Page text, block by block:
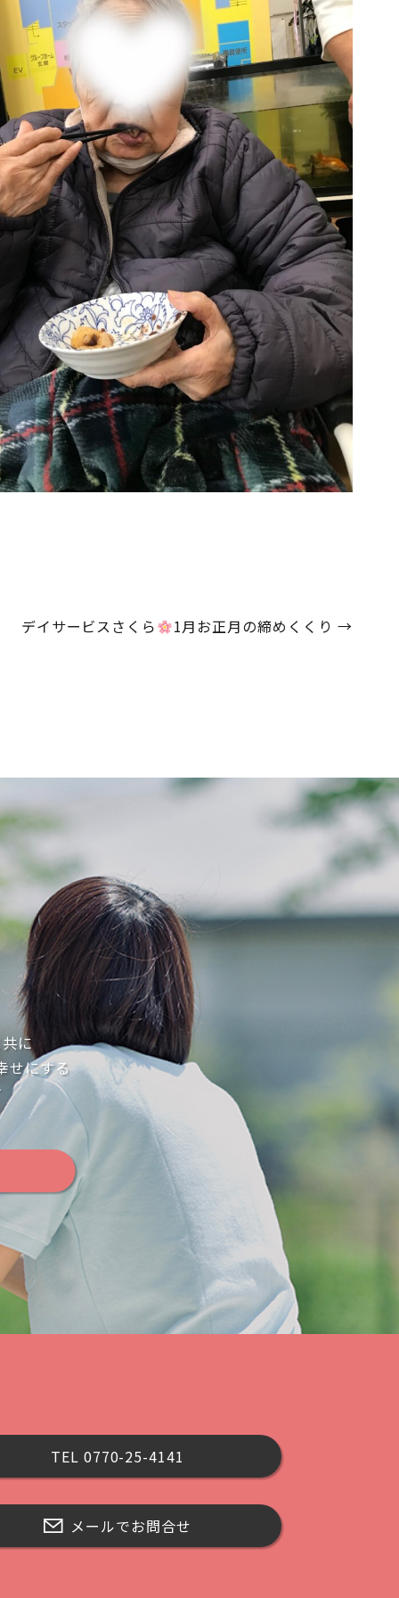
デイサービスさくら 1月お正月の締めくくり →
に
せにする
TEL 0770-25-4141
メールでお問合せ